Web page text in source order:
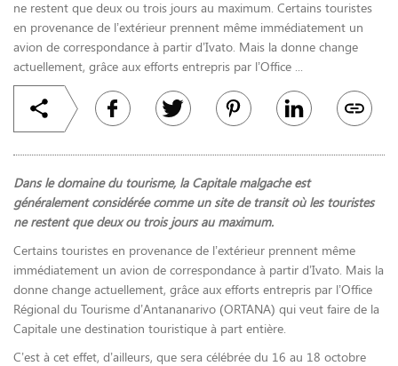
ne restent que deux ou trois jours au maximum. Certains touristes
en provenance de l’extérieur prennent même immédiatement un
avion de correspondance à partir d’Ivato. Mais la donne change
actuellement, grâce aux efforts entrepris par l’Office ...
Dans le domaine du tourisme, la Capitale malgache est
généralement considérée comme un site de transit où les touristes
ne restent que deux ou trois jours au maximum.
Certains touristes en provenance de l’extérieur prennent même
immédiatement un avion de correspondance à partir d’Ivato. Mais la
donne change actuellement, grâce aux efforts entrepris par l’Office
Régional du Tourisme d’Antananarivo (ORTANA) qui veut faire de la
Capitale une destination touristique à part entière.
C’est à cet effet, d’ailleurs, que sera célébrée du 16 au 18 octobre